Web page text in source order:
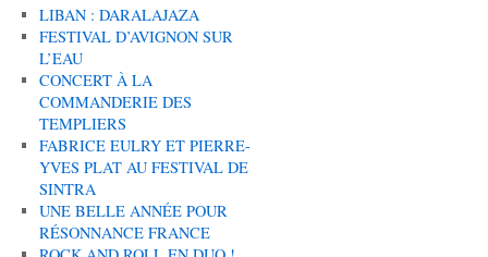
LIBAN : DARALAJAZA
FESTIVAL D’AVIGNON SUR
L’EAU
CONCERT À LA
COMMANDERIE DES
TEMPLIERS
FABRICE EULRY ET PIERRE-
YVES PLAT AU FESTIVAL DE
SINTRA
UNE BELLE ANNÉE POUR
RÉSONNANCE FRANCE